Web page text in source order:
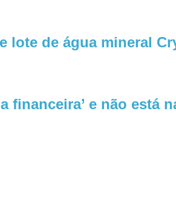
lote de água mineral
financeira’ e não está